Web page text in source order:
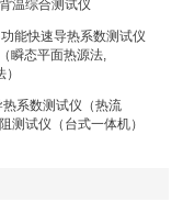
温综合测试仪
能快速导热系数测试仪
瞬态平面热源法,
热系数测试仪（热流
测试仪（台式一体机）